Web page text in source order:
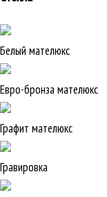
Белый мателюкс
Евро-бронза мателюкс
Графит мателюкс
Гравировка